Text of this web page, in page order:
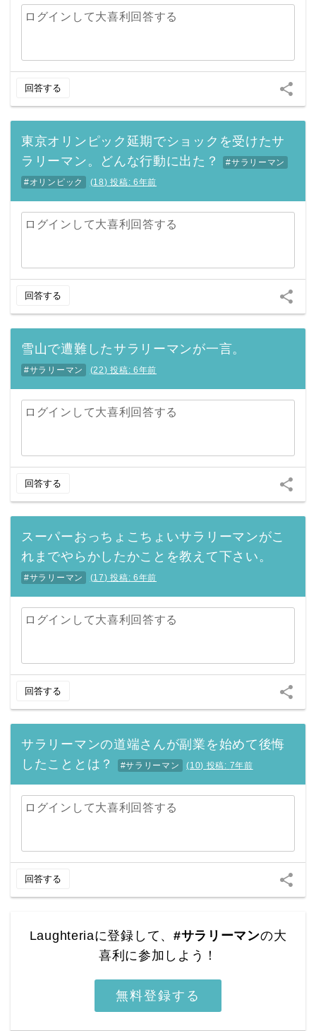
ログインして大喜利回答する
回答する share
東京オリンピック延期でショックを受けたサ
ラリーマン。どんな行動に出た？ #サラリーマン
#オリンピック
(18)投稿: 6年前
ログインして大喜利回答する
回答する share
雪山で遭難したサラリーマンが一言。
#サラリーマン (22)投稿: 6年前
ログインして大喜利回答する
回答する share
スーパーおっちょこちょいサラリーマンがこ
れまでやらかしたかことを教えて下さい。
#サラリーマン (17)投稿: 6年前
ログインして大喜利回答する
回答する share
サラリーマンの道端さんが副業を始めて後悔
したこととは？
#サラリーマン (10) 投稿: 7年前
ログインして大喜利回答する
回答する share
Laughteriaに登録して、 #サラリーマンの大
喜利に参加しよう！
無料登録する